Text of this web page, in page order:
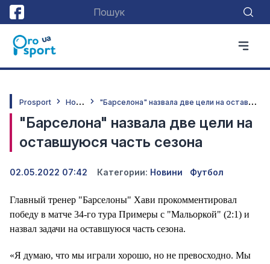
Prosport Н
овини "
Барселона" назвала две цели на оставшуюся часть сезона
"Барселона" назвала две цели на
оставшуюся часть сезона
02.05.2022 07:42 Категории: Новини Футбол
Главный тренер "Барселоны" Хави прокомментировал
победу в матче 34-го тура Примеры с "Мальоркой" (2:1) и
назвал задачи на оставшуюся часть сезона.
«Я думаю, что мы играли хорошо, но не превосходно. Мы